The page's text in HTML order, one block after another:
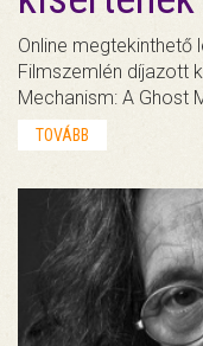
Online megtekinthető
Filmszemlén díjazott
Mechanism: A Ghost
TOVÁBB